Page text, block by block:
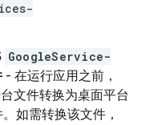
GoogleService-
- 在运行应用之前，
文件转换为桌面平台
。如需转换该文件，